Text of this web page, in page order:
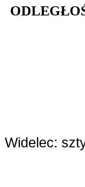
Widelec: